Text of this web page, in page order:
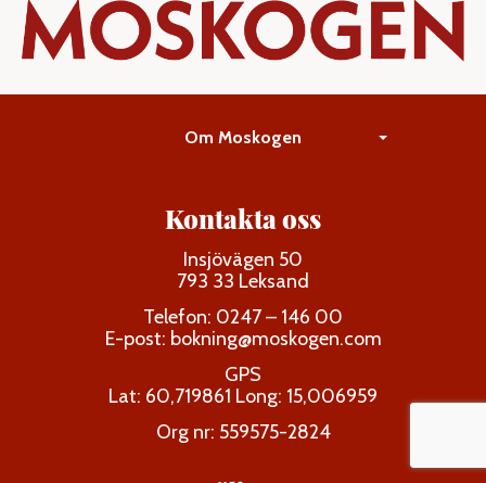
Om Moskogen
Kontakta oss
Insjövägen 50
793 33 Leksand
Telefon: 0247 – 146 00
E-post: bokning@moskogen.com
GPS
Lat: 60,719861 Long: 15,006959
Org nr: 559575-2824